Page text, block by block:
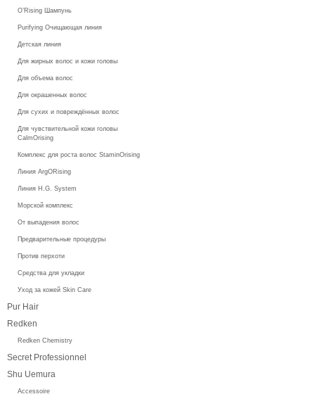
O’Rising Шампунь
Purifying Очищающая линия
Детская линия
Для жирных волос и кожи головы
Для объема волос
Для окрашенных волос
Для сухих и повреждённых волос
Для чувствительной кожи головы
CalmOrising
Комплекс для роста волос StaminOrising
Линия ArgORising
Линия H.G. System
Морской комплекс
От выпадения волос
Предварительные процедуры
Против перхоти
Средства для укладки
Уход за кожей Skin Care
Pur Hair
Redken
Redken Chemistry
Secret Professionnel
Shu Uemura
Accessoire